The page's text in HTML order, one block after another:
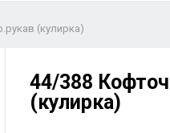
(кулирка)
44/388
(кулирка)